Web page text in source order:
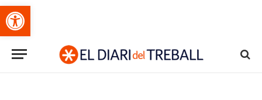
Obre la barra d'eines